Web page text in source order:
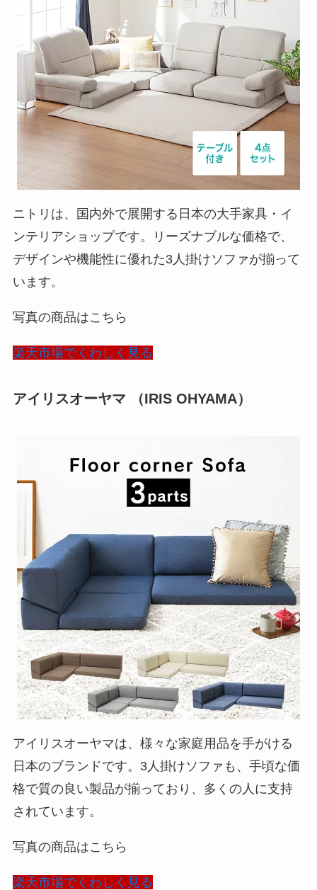
ニトリは、国内外で展開する日本の大手家具・イ
ンテリアショップです。リーズナブルな価格で、
デザインや機能性に優れた3人掛けソファが揃って
います。
写真の商品はこちら
楽天市場でくわしく見る
アイリスオーヤマ （IRIS OHYAMA）
アイリスオーヤマは、様々な家庭用品を手がける
日本のブランドです。3人掛けソファも、手頃な価
格で質の良い製品が揃っており、多くの人に支持
されています。
写真の商品はこちら
楽天市場でくわしく見る